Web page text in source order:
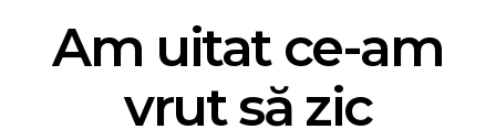
Am uitat ce-am
vrut să zic